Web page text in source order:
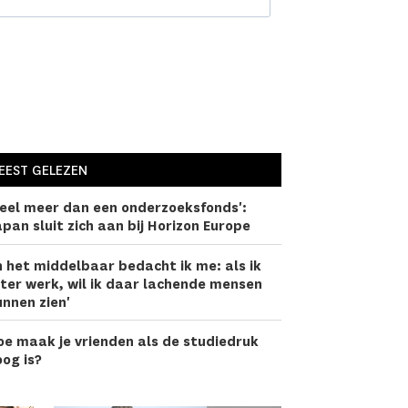
GELEZEN
meer dan een onderzoeks­fonds':
sluit zich aan bij Horizon Europe
het middelbaar bedacht ik me: als ik
werk, wil ik daar lachen­de mensen
zien'
maak je vrienden als de studiedruk
is?